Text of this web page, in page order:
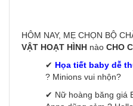
HÔM NAY, MẸ CHỌN BỘ
VẬT HOẠT HÌNH nào CHO
✔ Họa tiết baby dễ
? Minions vui nhộn?
✔ Nữ hoàng băng giá